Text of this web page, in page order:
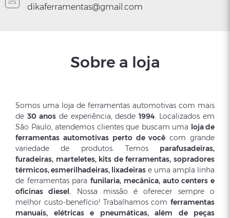
dikaferramentas@gmail.com
Sobre a loja
Somos uma loja de ferramentas automotivas com mais
de 30 anosde experiência, desde1994 . Localizados em
São Paulo, atendemos clientes que buscam uma loja de
ferramentas automotivas perto de você com grande
variedade de produtos. Temos parafusadeiras,
furadeiras, marteletes, kits de ferramentas, sopradores
térmicos, esmerilhadeiras, lixadeiras e uma ampla linha
de ferramentas parafunilaria, mecânica, auto centers e
oficinas diesel. Nossa missão é oferecer sempre o
melhor custo-benefício! Trabalhamos com ferramentas
manuais, elétricas e pneumáticas, além de peças